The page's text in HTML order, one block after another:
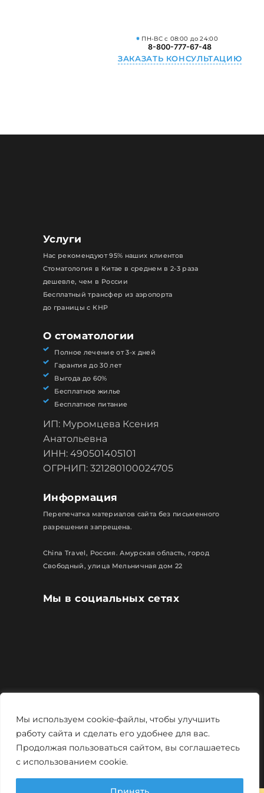
Мы используем cookie-файлы, чтобы улучшить
работу сайта и сделать его удобнее для вас.
Продолжая пользоваться сайтом, вы соглашаетесь
с использованием cookie.
ПН-ВС с 08:00 до 24:00
8-800-777-67-48
ЗАКАЗАТЬ КОНСУЛЬТАЦИЮ
Мы в социальных сетях
Услуги
Нас рекомендуют 95% наших клиентов
Стоматология в Китае в среднем в 2-3 раза
дешевле, чем в России
Бесплатный трансфер из аэропорта
до границы с КНР
О стоматологии
Полное лечение от 3-х дней
Гарантия до 30 лет
Выгода до 60%
Бесплатное жилье
Бесплатное питание
ИП: Муромцева Ксения
Анатольевна
ИНН: 490501405101
ОГРНИП: 321280100024705
Информация
Перепечатка материалов сайта без письменного
разрешения запрещена.
China Travel, Россия. Амурская область, город
Свободный, улица Мельничная дом 22
Политика конфиденциальности
Мощно и креативно отMonstro-studio